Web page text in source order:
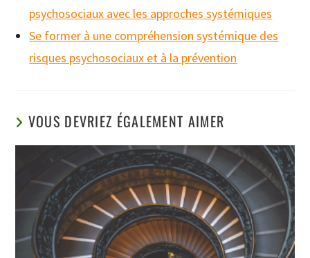
psychosociaux avec les approches systémiques
Se former à une compréhension systémique des
risques psychosociaux et à la prévention
VOUS DEVRIEZ ÉGALEMENT AIMER